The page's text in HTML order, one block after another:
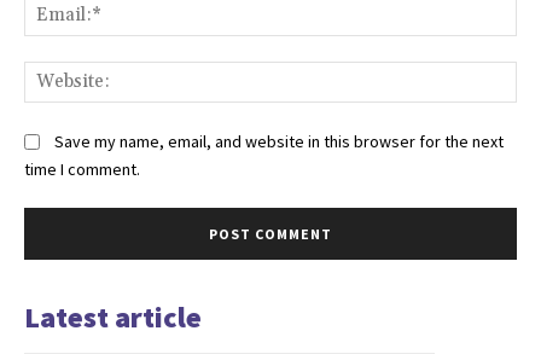
Save my name, email, and website in this browser for the next
time I comment.
Latest article